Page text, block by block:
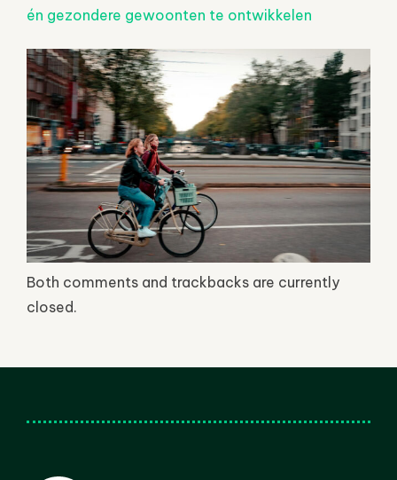
én gezondere gewoonten te ontwikkelen
Both comments and trackbacks are currently
closed.